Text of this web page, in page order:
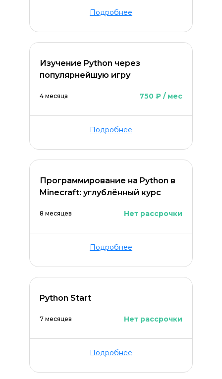
Подробнее
Изучение Python через
популярнейшую игру
4 месяца 750 ₽ / мес
Подробнее
Программирование на Python в
Minecraft: углублённый курс
8 месяцев Нет рассрочки
Подробнее
Python Start
7 месяцев Нет рассрочки
Подробнее
Оставить комментарий